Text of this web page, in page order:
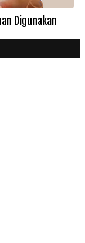
Digunakan